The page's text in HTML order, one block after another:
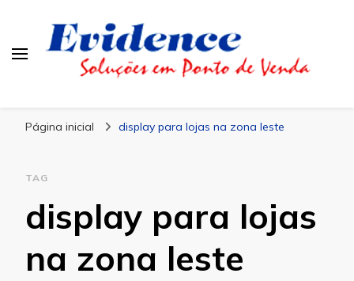
Página inicial display para lojas na zona leste
TAG
display para lojas
na zona leste